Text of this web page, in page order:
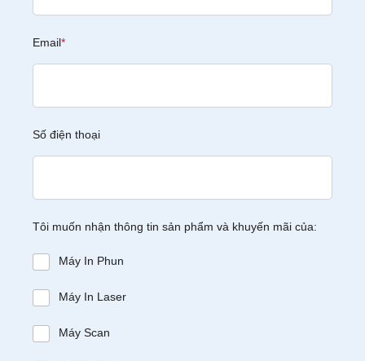
Email*
Số điện thoại
Tôi muốn nhận thông tin sản phẩm và khuyến mãi của:
Máy In Phun
Máy In Laser
Máy Scan